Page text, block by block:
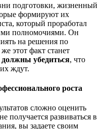
подготовки, жизненный
формируют их
который проработал
полномочиями. Он
на решения по
этот факт станет
должны убедиться, что
ждут.
роста
сложно оценить
получается развиваться в
вы задаете своим